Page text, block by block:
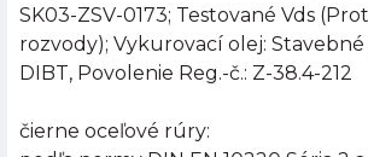
SK03-ZSV-0173; Testované Vds
rozvody); Vykurovací olej:
DIBT, Povolenie Reg.-č.: Z-38.4-212
čierne oceľové rúry: